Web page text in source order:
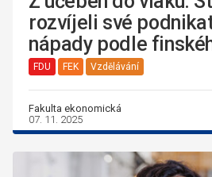
rozvíjeli své
nápady podle
FDU FEK Vzdělávání
Fakulta ekonomická
07. 11. 2025